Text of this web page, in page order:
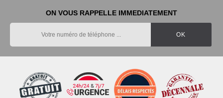
ON VOUS RAPPELLE IMMEDIATEMENT